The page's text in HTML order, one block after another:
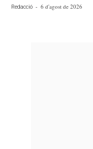
Redacció - 6 d'agost de 2026